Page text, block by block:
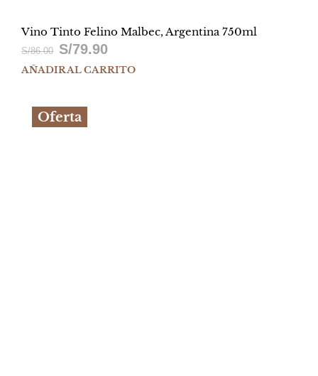
Vino Tinto Felino Malbec, Argentina 750ml
S/86.00 El
precio
era:
S/79.90El
precio
AÑADIR AL CARRITO
Oferta